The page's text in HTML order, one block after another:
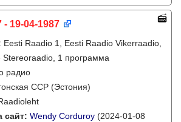
- 19-04-1987
Eesti Raadio 1, Eesti Raadio Vikerraadio,
Stereoraadio, 1 программа
радио
ССР (Эстония)
сайт: Wendy Corduroy (2024-01-08